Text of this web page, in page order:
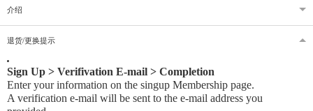
介绍
退货/更换提示
Sign Up > Verifivation E-mail > Completion
Enter your information on the singup Membership page.
A verification e-mail will be sent to the e-mail address you